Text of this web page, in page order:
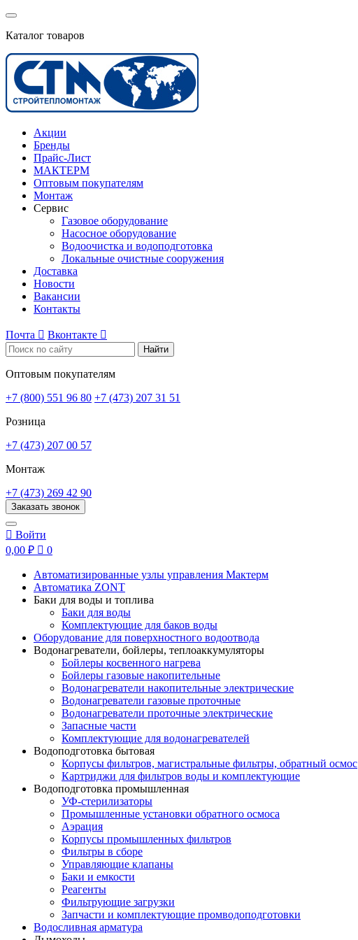
Каталог товаров
Акции
Бренды
Прайс-Лист
МАКТЕРМ
Оптовым покупателям
Монтаж
Сервис
Газовое оборудование
Насосное оборудование
Водоочистка и водоподготовка
Локальные очистные сооружения
Доставка
Новости
Вакансии
Контакты
Почта  Вконтакте 
Найти
Оптовым покупателям
+7 (800) 551 96 80 +7 (473) 207 31 51
Розница
+7 (473) 207 00 57
Монтаж
+7 (473) 269 42 90
Заказать звонок
 Войти
0,00 ₽  0
Автоматизированные узлы управления Мактерм
Автоматика ZONT
Баки для воды и топлива
Баки для воды
Комплектующие для баков воды
Оборудование для поверхностного водоотвода
Водонагреватели, бойлеры, теплоаккумуляторы
Бойлеры косвенного нагрева
Бойлеры газовые накопительные
Водонагреватели накопительные электрические
Водонагреватели газовые проточные
Водонагреватели проточные электрические
Запасные части
Комплектующие для водонагревателей
Водоподготовка бытовая
Корпусы фильтров, магистральные фильтры, обратный осмос
Картриджи для фильтров воды и комплектующие
Водоподготовка промышленная
УФ-стерилизаторы
Промышленные установки обратного осмоса
Аэрация
Корпусы промышленных фильтров
Фильтры в сборе
Управляющие клапаны
Баки и емкости
Реагенты
Фильтрующие загрузки
Запчасти и комплектующие промводоподготовки
Водосливная арматура